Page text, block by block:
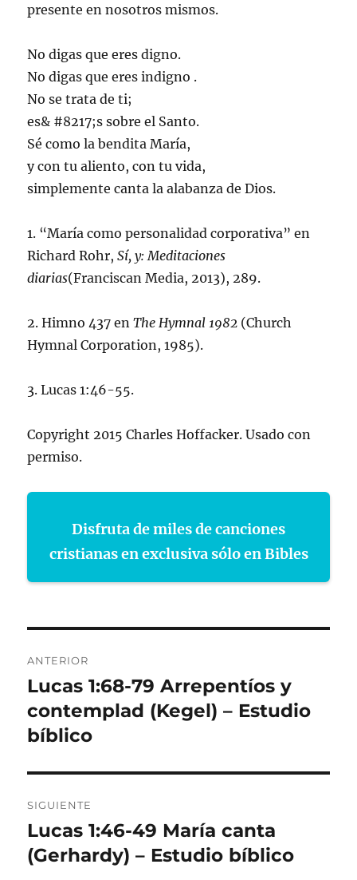
presente en nosotros mismos.
No digas que eres digno.
No digas que eres indigno .
No se trata de ti;
es& #8217;s sobre el Santo.
Sé como la bendita María,
y con tu aliento, con tu vida,
simplemente canta la alabanza de Dios.
1. “María como personalidad corporativa” en
Richard Rohr,Sí, y: Meditaciones
diarias(Franciscan Media, 2013), 289.
2. Himno 437 enThe Hymnal 1982 (Church
Hymnal Corporation, 1985).
3. Lucas 1:46-55.
Copyright 2015 Charles Hoffacker. Usado con
permiso.
Disfruta de miles de canciones
cristianas en exclusiva sólo en Bibles
de
entradas
ANTERIOR
Entrada
anterior:
Lucas 1:68-79 Arrepentíos y
contemplad (Kegel) – Estudio
bíblico
SIGUIENTE
Entrada
siguiente:
Lucas 1:46-49 María canta
(Gerhardy) – Estudio bíblico